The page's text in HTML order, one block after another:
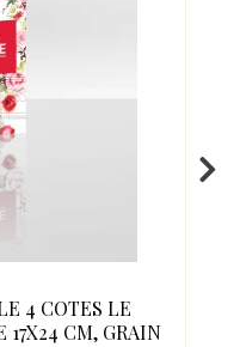
4 COTES LE
CM, GRAIN